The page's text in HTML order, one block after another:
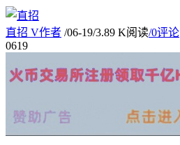
直招 V作者 /06-19/3.89 K阅读/0评论
0619